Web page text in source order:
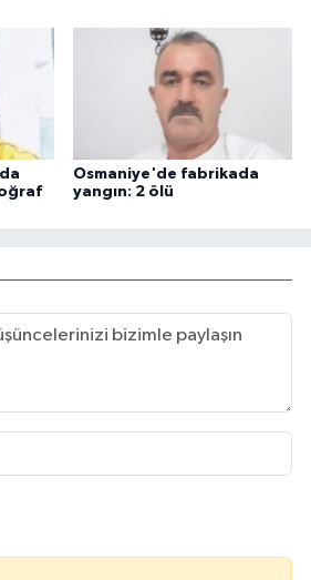
Osmaniye'de fabrikada
yangın: 2 ölü